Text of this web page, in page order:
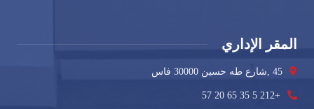
المقر الإداري
45 ,شارع طه حسين 30000 فاس
+212 5 35 65 20 57